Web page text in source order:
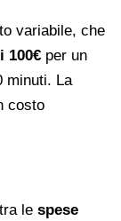
variabile, che
100€ per un
minuti. La
costo
le spese